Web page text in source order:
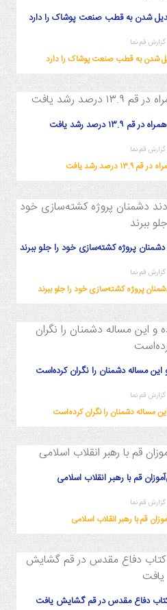
شدن به قطب صنعت پوشاک را دارد
گزارش قم نما
شدن به قطب صنعت پوشاک را دارد
درصد رشد یافت
گزارش قم نما
رشد یافت
دشمنان پروژه کشته‌سازی خود را جلو ببرند
گزارش قم نما
پروژه کشته‌سازی خود را جلو ببرند
مساله دشمنان را نگران کرده‌است
گزارش قم نما
مساله دشمنان را نگران کرده‌است
قم با رهبر انقلاب اسلامی
گزارش قم نما
قم با رهبر انقلاب اسلامی
کتاب دفاع مقدس در قم گشایش یافت